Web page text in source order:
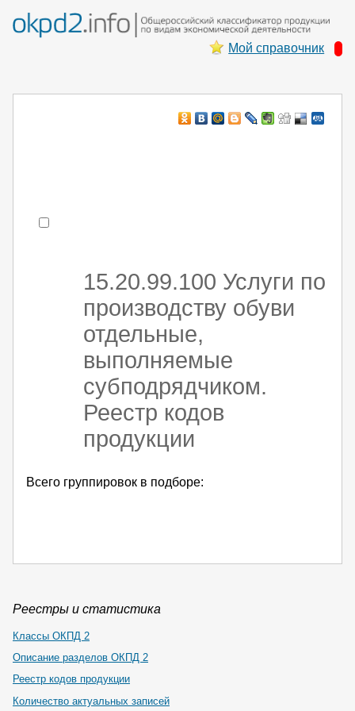
Мой справочник
15.20.99.100 Услуги по
производству обуви
отдельные,
выполняемые
субподрядчиком.
Реестр кодов
продукции
Всего группировок в подборе:
Реестры и статистика
Классы ОКПД 2
Описание разделов ОКПД 2
Реестр кодов продукции
Количество актуальных записей